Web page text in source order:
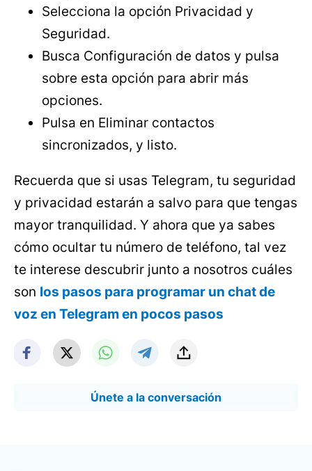
Selecciona la opción Privacidad y
Seguridad.
Busca Configuración de datos y pulsa
sobre esta opción para abrir más
opciones.
Pulsa en Eliminar contactos
sincronizados, y listo.
Recuerda que si usas Telegram, tu seguridad
y privacidad estarán a salvo para que tengas
mayor tranquilidad. Y ahora que ya sabes
cómo ocultar tu número de teléfono, tal vez
te interese descubrir junto a nosotros cuáles
son los pasos para programar un chat de
voz en Telegram en pocos pasos
Únete a la conversación